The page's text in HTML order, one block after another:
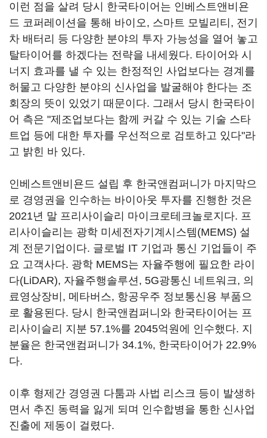
이런 점을 살려 당시 한국타이어는 인베스트앤비욘
드 코퍼레이션을 통해 바이오, 스마트 모빌리티, 전기
차 배터리 등 다양한 분야의 투자 가능성을 열어 놓고
탈타이어를 하겠다는 전략을 내세웠다. 타이어와 시
너지 효과를 낼 수 있는 한정적인 사업보다는 경계를
허물고 다양한 분야의 신사업을 발굴해야 한다는 조
회장의 뜻이 있었기 때문이다. 그래서 당시 한국타이
어 측은 "제조업보다는 함께 커갈 수 있는 기술 스타
트업 등에 대한 투자를 우선적으로 검토하고 있다"라
고 밝힌 바 있다.
인베스트앤비욘드 설립 후 한국앤컴퍼니가 마지막으
로 경영권을 인수하는 바이아웃 투자를 진행한 것은
2021년 말 프리사이슬리 마이크로테크놀로지다. 프
리사이슬리는 광학 미세전자기계시스템(MEMS) 설
계 전문기업이다. 글로벌 IT 기업과 통신 기업들이 주
요 고객사다. 광학 MEMS는 자율주행에 필요한 라이
다(LiDAR), 자율주행솔루션, 5G광통신 네트워크, 의
료영상장비, 메타버스, 항공우주 정보통신용 부품으
로 활용된다. 당시 한국앤컴퍼니와 한국타이어는 프
리사이슬리 지분 57.1%를 2045억원에 인수했다. 지
분율은 한국앤컴퍼니가 34.1%, 한국타이어가 22.9%
다.
이후 형제간 경영권 다툼과 사법 리스크 등이 발생하
면서 추진 동력을 잃게 되며 인수합병을 통한 신사업
진출에 제동이 걸렸다.